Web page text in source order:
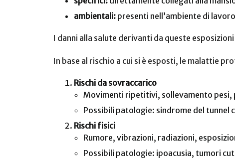
ambientali:presenti nell’ambiente di lavoro
I danni alla salute derivanti da queste
In base al rischio a cui si è esposti, le malattie
Rischi da sovraccarico
Movimenti ripetitivi, sollevamento
Possibili patologie: sindrome del
Rischi fisici
Rumore, vibrazioni, radiazioni,
Possibili patologie: ipoacusia, tumori